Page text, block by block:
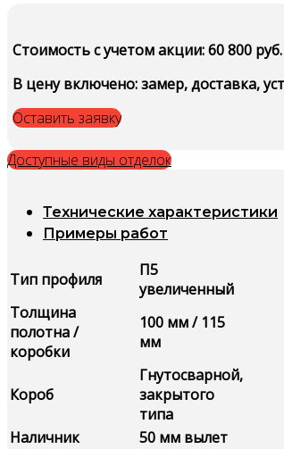
Стоимость c учетом акции: 60 800 руб.
В цену включено: замер, доставка,
Оставить заявку
Доступные виды отделок
Технические характеристики
Примеры работ
Тип профиля
П5
увеличенный
Толщина
полотна /
коробки
100 мм / 115
мм
Короб
Гнутосварной,
закрытого
типа
Наличник
50 мм вылет